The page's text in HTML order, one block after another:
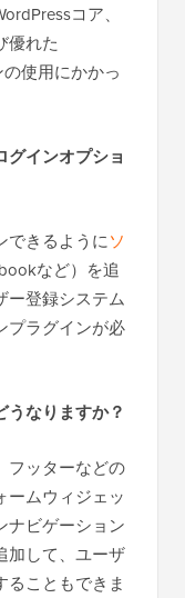
コア、
優れた
使用にかかっ
インオプショ
できるようにソ
など）を追
ー登録システム
プラグインが必
うなりますか？
フッターなどの
ームウィジェッ
ナビゲーション
加して、ユーザ
ることもできま